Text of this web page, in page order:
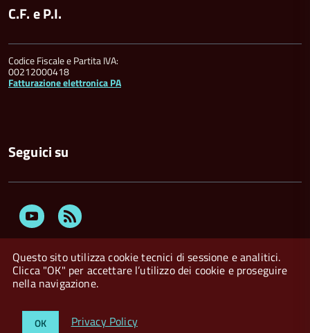
Questo sito utilizza cookie tecnici di sessione e analitici.
Clicca "OK" per accettare l’utilizzo dei cookie e proseguire
nella navigazione.
OK Privacy Policy
C.F. e P.I.
Codice Fiscale e Partita IVA:
00212000418
Fatturazione elettronica PA
Seguici su
Youtube
Privacy Policy
Whistleblowing